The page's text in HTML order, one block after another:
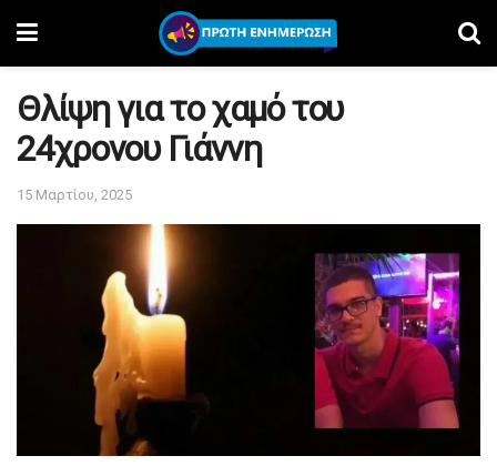
Θλίψη για το χαμό του
24χρονου Γιάννη
15 Μαρτίου, 2025